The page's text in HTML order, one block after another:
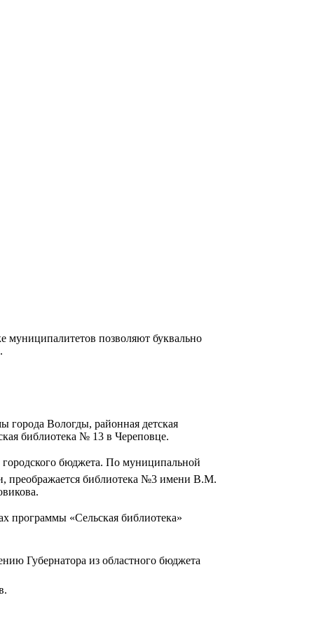
муниципалитетов позволяют буквально
Вологды, районная детская
библиотека № 13 в Череповце.
городского бюджета. По муниципальной
преображается библиотека №3 имени В.М.
программы «Сельская библиотека»
Губернатора из областного бюджета